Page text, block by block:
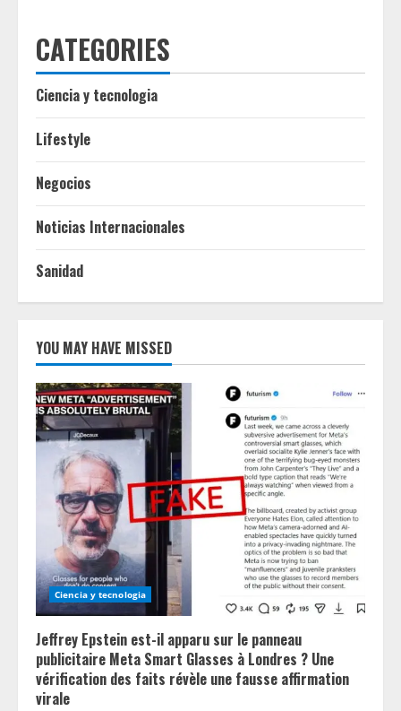
CATEGORIES
Ciencia y tecnologia
Lifestyle
Negocios
Noticias Internacionales
Sanidad
YOU MAY HAVE MISSED
Ciencia y tecnologia
Jeffrey Epstein est-il apparu sur le panneau
publicitaire Meta Smart Glasses à Londres ? Une
vérification des faits révèle une fausse affirmation
virale